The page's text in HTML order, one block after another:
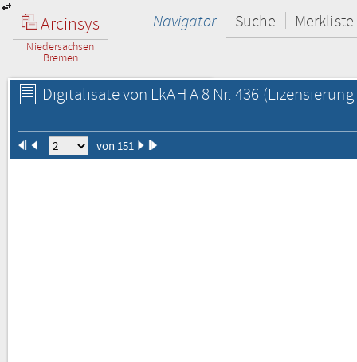
Arcinsys
Niedersachsen
Bremen
Navigator Suche Merkliste
Digitalisate von LkAH A 8 Nr. 436
von 151